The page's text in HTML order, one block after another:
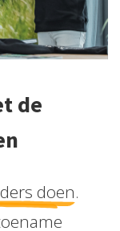
de
doen.